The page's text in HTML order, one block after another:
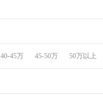
40-45万 45-50万 50万以上